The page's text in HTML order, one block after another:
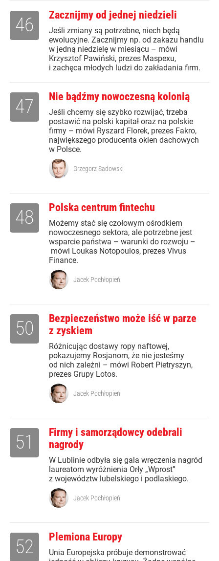
Zacznijmy od jednej niedzieli
Jeśli zmiany są potrzebne, niech będą
ewolucyjne. Zacznijmy np. od zakazu handlu
w jedną niedzielę w miesiącu – mówi
Krzysztof Pawiński, prezes Maspexu,
i zachęca młodych ludzi do zakładania firm.
46
Nie bądźmy nowoczesną kolonią
Jeśli chcemy się szybko rozwijać, trzeba
postawić na polski kapitał oraz na polskie
firmy – mówi Ryszard Florek, prezes Fakro,
największego producenta okien dachowych
w Polsce.
47
Grzegorz Sadowski
Polska centrum fintechu
Możemy stać się czołowym ośrodkiem
nowoczesnego sektora, ale potrzebne jest
wsparcie państwa – warunki do rozwoju –
mówi Loukas Notopoulos, prezes Vivus
Finance.
48
Jacek Pochłopień
Bezpieczeństwo może iść w parze
z zyskiem
Różnicując dostawy ropy naftowej,
pokazujemy Rosjanom, że nie jesteśmy
od nich zależni – mówi Robert Pietryszyn,
prezes Grupy Lotos.
50
Jacek Pochłopień
Firmy i samorządowcy odebrali
nagrody
W Lublinie odbyła się gala wręczenia nagród
laureatom wyróżnienia Orły „Wprost”
z województw lubelskiego i podlaskiego.
51
Jacek Pochłopień
Plemiona Europy
Unia Europejska próbuje demonstrować
52